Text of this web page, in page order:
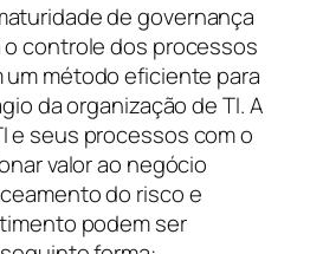
de governança
o controle dos processos
um método eficiente para
da organização de TI. A
e seus processos com o
valor ao negócio
do risco e
podem ser